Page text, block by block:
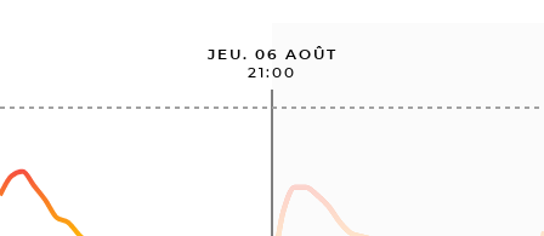
JEU. 06 AOÛT
21:00